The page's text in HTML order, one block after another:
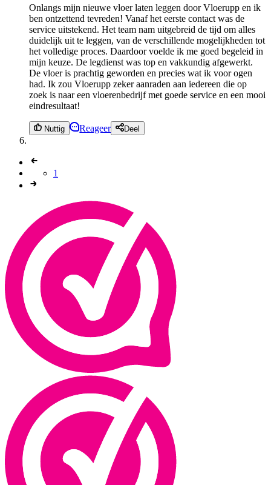
Onlangs mijn nieuwe vloer laten leggen door Vloerupp en ik
ben ontzettend tevreden! Vanaf het eerste contact was de
service uitstekend. Het team nam uitgebreid de tijd om alles
duidelijk uit te leggen, van de verschillende mogelijkheden tot
het volledige proces. Daardoor voelde ik me goed begeleid in
mijn keuze. De legdienst was top en vakkundig afgewerkt.
De vloer is prachtig geworden en precies wat ik voor ogen
had. Ik zou Vloerupp zeker aanraden aan iedereen die op
zoek is naar een vloerenbedrijf met goede service en een mooi
eindresultaat!
Nuttig Reageer Deel
1